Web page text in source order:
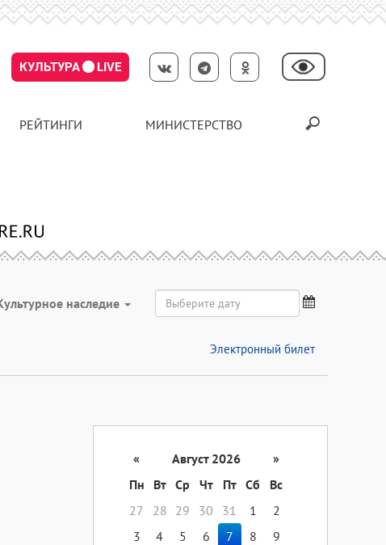
КУЛЬТУРА LIVE
РЕЙТИНГИ МИНИСТЕРСТВО
наследие
Электронный билет
« Август 2026
»
Пн
Вт Ср Чт Пт Сб
Вс
27
28 29 30 31 1
2
3
4 5 6 7 8
9